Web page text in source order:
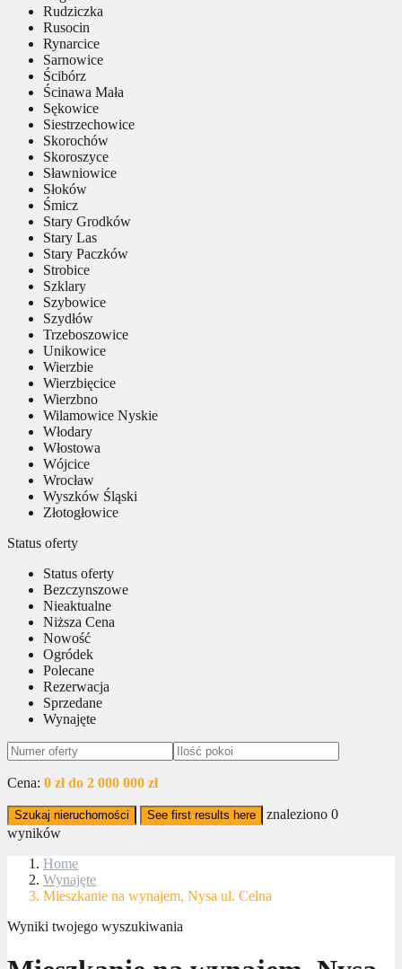
Rudziczka
Rusocin
Rynarcice
Sarnowice
Ścibórz
Ścinawa Mała
Sękowice
Siestrzechowice
Skorochów
Skoroszyce
Sławniowice
Słoków
Śmicz
Stary Grodków
Stary Las
Stary Paczków
Strobice
Szklary
Szybowice
Szydłów
Trzeboszowice
Unikowice
Wierzbie
Wierzbięcice
Wierzbno
Wilamowice Nyskie
Włodary
Włostowa
Wójcice
Wrocław
Wyszków Śląski
Złotogłowice
Status oferty
Status oferty
Bezczynszowe
Nieaktualne
Niższa Cena
Nowość
Ogródek
Polecane
Rezerwacja
Sprzedane
Wynajęte
Cena: 0 zł do 2 000 000 zł
Szukaj nieruchomości See first results here znaleziono 0
wyników
Home
Wynajęte
Mieszkanie na wynajem, Nysa ul. Celna
Wyniki twojego wyszukiwania